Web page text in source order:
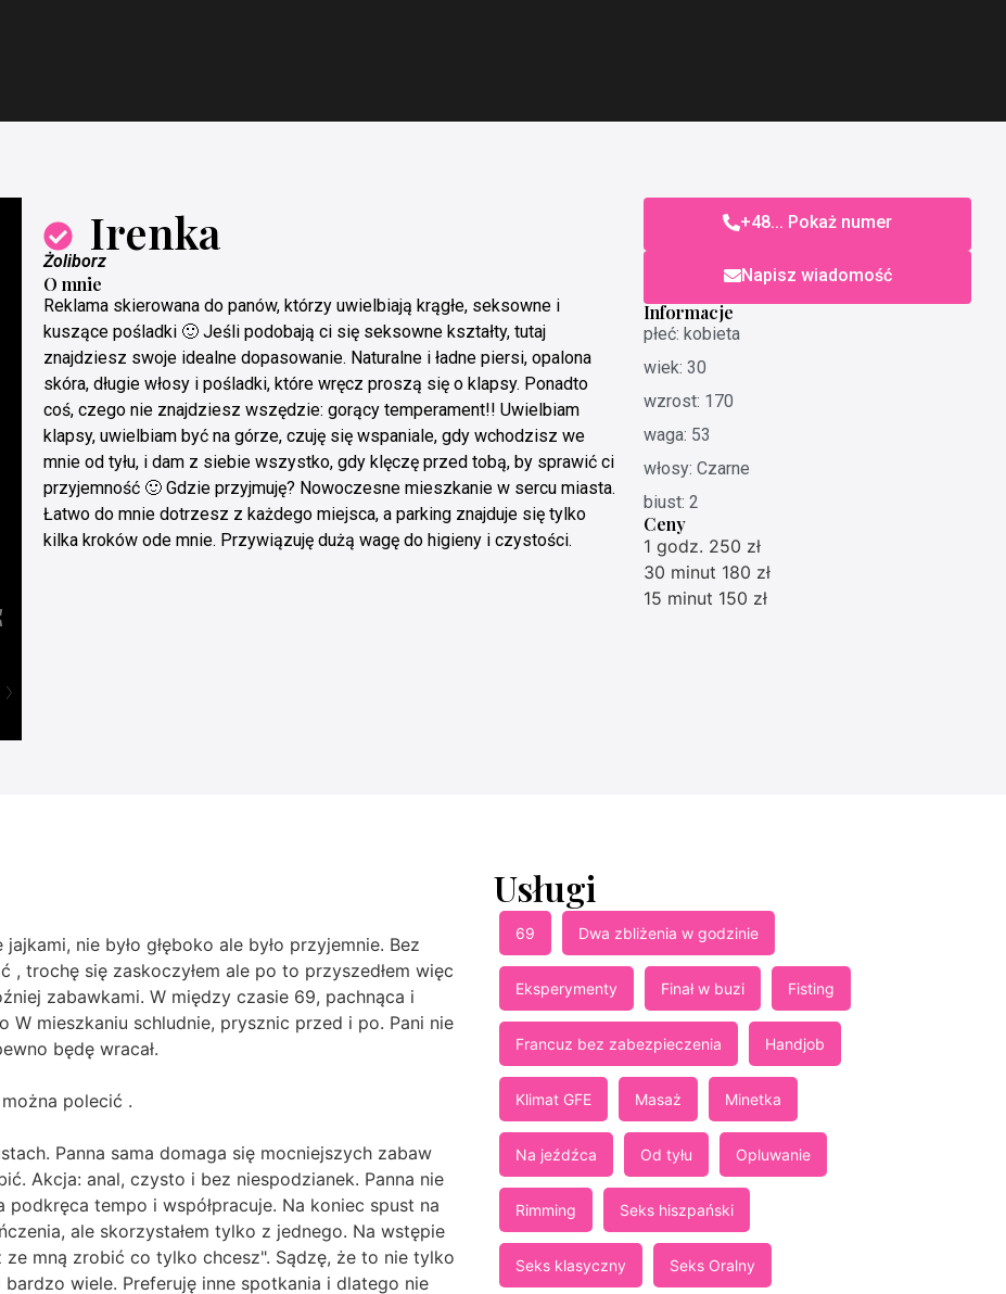
Irenka
Żoliborz
O mnie
Reklama skierowana do panów, którzy uwielbiają krągłe, seksowne i
kuszące pośladki 🙂 Jeśli podobają ci się seksowne kształty, tutaj
znajdziesz swoje idealne dopasowanie. Naturalne i ładne piersi, opalona
skóra, długie włosy i pośladki, które wręcz proszą się o klapsy. Ponadto
coś, czego nie znajdziesz wszędzie: gorący temperament!! Uwielbiam
klapsy, uwielbiam być na górze, czuję się wspaniale, gdy wchodzisz we
mnie od tyłu, i dam z siebie wszystko, gdy klęczę przed tobą, by sprawić ci
przyjemność 🙂 Gdzie przyjmuję? Nowoczesne mieszkanie w sercu miasta.
Łatwo do mnie dotrzesz z każdego miejsca, a parking znajduje się tylko
kilka kroków ode mnie. Przywiązuję dużą wagę do higieny i czystości.
+48... Pokaż numer
Napisz wiadomość
Informacje
płeć: kobieta
wiek: 30
wzrost: 170
waga: 53
włosy: Czarne
biust: 2
Ceny
1 godz. 250 zł
30 minut 180 zł
15 minut 150 zł
jajkami, nie było głęboko ale było przyjemnie. Bez
, trochę się zaskoczyłem ale po to przyszedłem więc
zabawkami. W między czasie 69, pachnąca i
W mieszkaniu schludnie, prysznic przed i po. Pani nie
będę wracał.
polecić .
Panna sama domaga się mocniejszych zabaw
Akcja: anal, czysto i bez niespodzianek. Panna nie
podkręca tempo i współpracuje. Na koniec spust na
ale skorzystałem tylko z jednego. Na wstępie
ze mną zrobić co tylko chcesz". Sądzę, że to nie tylko
wiele. Preferuję inne spotkania i dlatego nie
Usługi
69 Dwa zbliżenia w godzinie
Eksperymenty Finał w buzi Fisting
Francuz bez zabezpieczenia Handjob
Klimat GFE Masaż Minetka
Na jeźdźca Od tyłu Opluwanie
Rimming Seks hiszpański
Seks klasyczny Seks Oralny